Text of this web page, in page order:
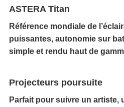
ASTERA Titan
Référence mondiale de
puissantes, autonomie sur
simple et rendu haut de
Projecteurs poursuite
Parfait pour suivre un artiste,